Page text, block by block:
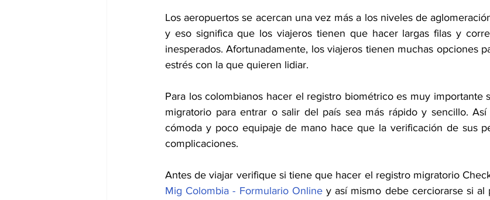
Los aeropuertos se acercan una vez más a los niveles de
y eso significa que los viajeros tienen que hacer largas filas y
inesperados. Afortunadamente, los viajeros tienen muchas opciones
estrés con la que quieren lidiar.
Para los colombianos hacer el registro biométrico es muy importante
migratorio para entrar o salir del país sea más rápido y sencillo.
cómoda y poco equipaje de mano hace que la verificación de sus
complicaciones.
Antes de viajar verifique si tiene que hacer el registro migratorio
Mig Colombia - Formulario Online y así mismo debe cerciorarse si al